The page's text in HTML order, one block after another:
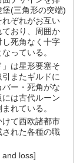
堡(三角形の突端)
ぞれがお互い
おり、周囲か
し死角なく十字
っている。
は星形要塞そ
またギルドに
ー・死角がな
は古代ルーン
れている。
けて西欧諸都市
れた各種の職
loss]